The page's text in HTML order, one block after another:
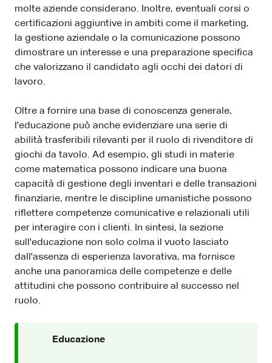
molte aziende considerano. Inoltre, eventuali corsi o
certificazioni aggiuntive in ambiti come il marketing,
la gestione aziendale o la comunicazione possono
dimostrare un interesse e una preparazione specifica
che valorizzano il candidato agli occhi dei datori di
lavoro.
Oltre a fornire una base di conoscenza generale,
l'educazione può anche evidenziare una serie di
abilità trasferibili rilevanti per il ruolo di rivenditore di
giochi da tavolo. Ad esempio, gli studi in materie
come matematica possono indicare una buona
capacità di gestione degli inventari e delle transazioni
finanziarie, mentre le discipline umanistiche possono
riflettere competenze comunicative e relazionali utili
per interagire con i clienti. In sintesi, la sezione
sull'educazione non solo colma il vuoto lasciato
dall'assenza di esperienza lavorativa, ma fornisce
anche una panoramica delle competenze e delle
attitudini che possono contribuire al successo nel
ruolo.
Educazione